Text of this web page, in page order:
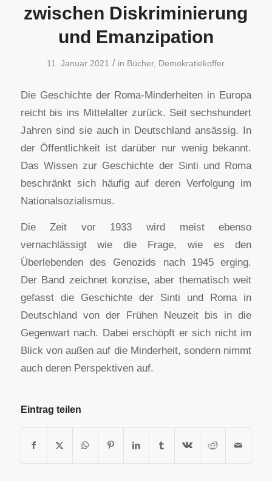
zwischen Diskriminierung
und Emanzipation
11. Januar 2021 / in Bücher, Demokratiekoffer
Die Geschichte der Roma-Minderheiten in Europa
reicht bis ins Mittelalter zurück. Seit sechshundert
Jahren sind sie auch in Deutschland ansässig. In
der Öffentlichkeit ist darüber nur wenig bekannt.
Das Wissen zur Geschichte der Sinti und Roma
beschränkt sich häufig auf deren Verfolgung im
Nationalsozialismus.
Die Zeit vor 1933 wird meist ebenso
vernachlässigt wie die Frage, wie es den
Überlebenden des Genozids nach 1945 erging.
Der Band zeichnet konzise, aber thematisch weit
gefasst die Geschichte der Sinti und Roma in
Deutschland von der Frühen Neuzeit bis in die
Gegenwart nach. Dabei erschöpft er sich nicht im
Blick von außen auf die Minderheit, sondern nimmt
auch deren Perspektiven auf.
Eintrag teilen